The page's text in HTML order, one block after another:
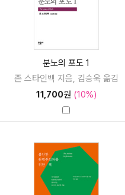
분노의 포도 1
존 스타인벡 지음, 김승욱 옮김
11,700원 (10%)